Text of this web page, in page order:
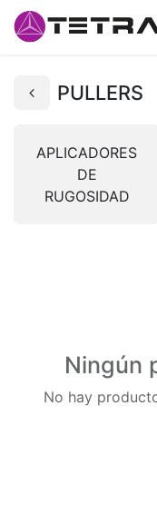
PULLERS
APLICADORES
DE
RUGOSIDAD
Ningún
No hay